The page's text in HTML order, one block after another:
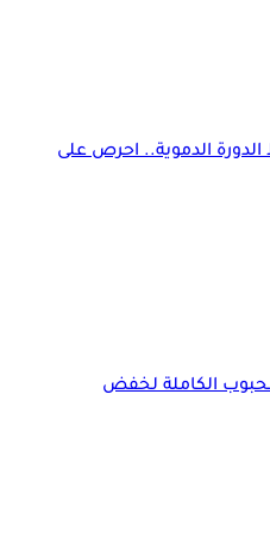
الدموية.. احرص على
من الحبوب الكاملة لخفض